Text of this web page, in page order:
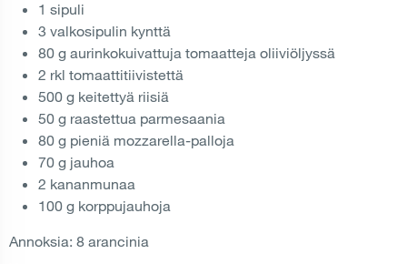
1 sipuli
3 valkosipulin kynttä
80 g aurinkokuivattuja tomaatteja oliiviöljyssä
2 rkl tomaattitiivistettä
500 g keitettyä riisiä
50 g raastettua parmesaania
80 g pieniä mozzarella-palloja
70 g jauhoa
2 kananmunaa
100 g korppujauhoja
Annoksia: 8 arancinia